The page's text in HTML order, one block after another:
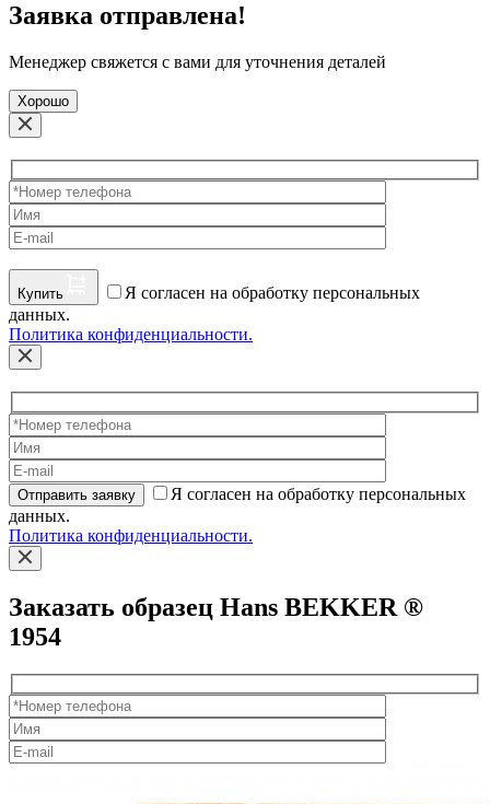
Заявка отправлена!
Менеджер свяжется с вами для уточнения деталей
Хорошо
Купить
Я согласен на обработку персональных
данных.
Политика конфиденциальности.
Отправить заявку
Я согласен на обработку персональных
данных.
Политика конфиденциальности.
Заказать образец Hans BEKKER ®
1954